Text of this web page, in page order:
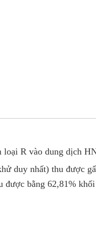
R vào dung dịch
duy nhất) thu được
được bằng 62,81%